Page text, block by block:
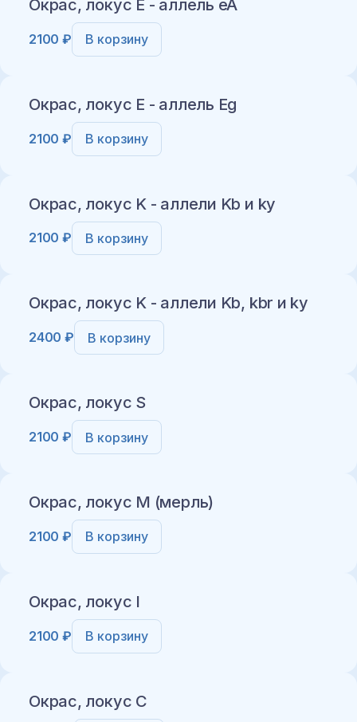
Окрас, локус E - аллель eA
2100 ₽ В корзину
Окрас, локус E - аллель Eg
2100 ₽ В корзину
Окрас, локус K - аллели Kb и ky
2100 ₽ В корзину
Окрас, локус K - аллели Kb, kbr и ky
2400 ₽ В корзину
Окрас, локус S
2100 ₽ В корзину
Окрас, локус M (мерль)
2100 ₽ В корзину
Окрас, локус I
2100 ₽ В корзину
Окрас, локус C